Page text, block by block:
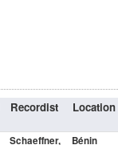
Recordist Location
Schaeffner,
Bénin